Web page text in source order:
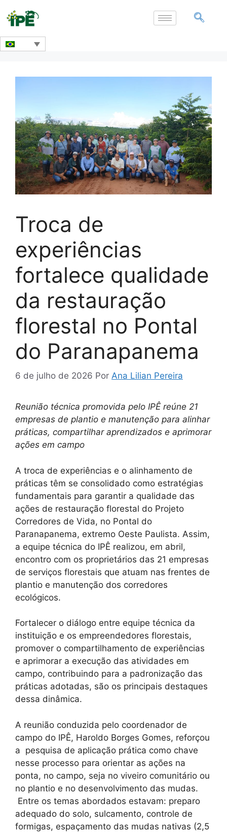
Troca de
experiências
fortalece qualidade
da restauração
florestal no Pontal
do Paranapanema
6 de julho de 2026 Por Ana Lilian Pereira
Reunião técnica promovida pelo IPÊ reúne 21
empresas de plantio e manutenção para alinhar
práticas, compartilhar aprendizados e aprimorar
ações em campo
A troca de experiências e o alinhamento de
práticas têm se consolidado como estratégias
fundamentais para garantir a qualidade das
ações de restauração florestal do Projeto
Corredores de Vida, no Pontal do
Paranapanema, extremo Oeste Paulista. Assim,
a equipe técnica do IPÊ realizou, em abril,
encontro com os proprietários das 21 empresas
de serviços florestais que atuam nas frentes de
plantio e manutenção dos corredores
ecológicos.
Fortalecer o diálogo entre equipe técnica da
instituição e os empreendedores florestais,
promover o compartilhamento de experiências
e aprimorar a execução das atividades em
campo, contribuindo para a padronização das
práticas adotadas, são os principais destaques
dessa dinâmica.
A reunião conduzida pelo coordenador de
campo do IPÊ, Haroldo Borges Gomes, reforçou
a pesquisa de aplicação prática como chave
nesse processo para orientar as ações na
ponta, no campo, seja no viveiro comunitário ou
no plantio e no desenvolvimento das mudas.
Entre os temas abordados estavam: preparo
adequado do solo, sulcamento, controle de
formigas, espaçamento das mudas nativas (2,5